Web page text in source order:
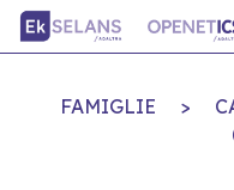
FAMIGLIE >